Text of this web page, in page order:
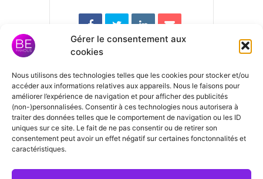
Gérer le consentement aux
cookies
Nous utilisons des technologies telles que les cookies pour stocker et/ou
accéder aux informations relatives aux appareils. Nous le faisons pour
améliorer l’expérience de navigation et pour afficher des publicités
(non-)personnalisées. Consentir à ces technologies nous autorisera à
traiter des données telles que le comportement de navigation ou les ID
uniques sur ce site. Le fait de ne pas consentir ou de retirer son
consentement peut avoir un effet négatif sur certaines fonctonnalités et
caractéristiques.
Laisser un
commentaire
Vous devez vous connecterpour
publier un commentaire.